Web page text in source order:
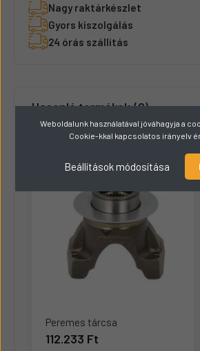
Nagy raktárkészlet
Gyors kiszolgálás
24 órás szállítás
Hasonló termékek 8
Peremes tárcsa
112.233 Ft
Weboldalunk használatával jóváhagyja a
Cookie-kkal kapcsolatos irányelv
Beállítások módosítása